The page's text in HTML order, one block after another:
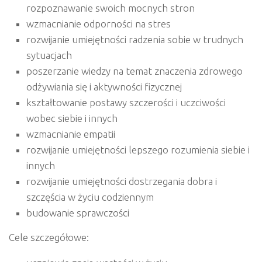
rozpoznawanie swoich mocnych stron
wzmacnianie odporności na stres
rozwijanie umiejętności radzenia sobie w trudnych
sytuacjach
poszerzanie wiedzy na temat znaczenia zdrowego
odżywiania się i aktywności fizycznej
kształtowanie postawy szczerości i uczciwości
wobec siebie i innych
wzmacnianie empatii
rozwijanie umiejętności lepszego rozumienia siebie i
innych
rozwijanie umiejętności dostrzegania dobra i
szczęścia w życiu codziennym
budowanie sprawczości
Cele szczegółowe: